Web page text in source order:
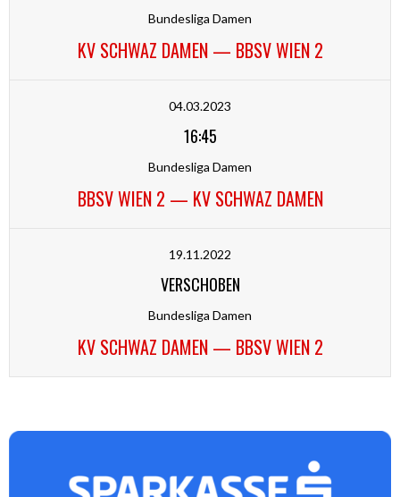
Bundesliga Damen
KV SCHWAZ DAMEN — BBSV WIEN 2
04.03.2023
16:45
Bundesliga Damen
BBSV WIEN 2 — KV SCHWAZ DAMEN
19.11.2022
VERSCHOBEN
Bundesliga Damen
KV SCHWAZ DAMEN — BBSV WIEN 2